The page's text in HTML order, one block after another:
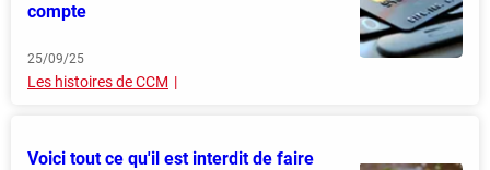
compte
25/09/25
Les histoires de CCM
Voici tout ce qu'il est interdit de faire